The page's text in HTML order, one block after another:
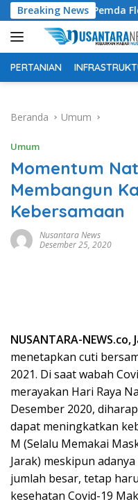
Langsung
ke
konten
Breaking News
Pemda Flotim
PERTANIAN
Beranda Umum
Umum
Momentum
Membangun
Kebersamaan
Nusantara News
Desember 25, 2020
NUSANTARA-NEWS.co,
menetapkan cuti
2021. Di saat wabah
merayakan Hari Raya
Desember 2020,
dapat meningkatkan
M (Selalu Memakai
Jarak) meskipun
jumlah besar, tetap
kesehatan Covid-19